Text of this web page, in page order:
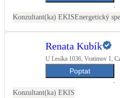
Stínicí technika
Žaluzie, markýzy,
Rekuperace tepla
Šedá i černá odpadní
Konzultant(ka) EKIS
Renata Kubík
U Lesíka 1036, Vratimov 1,
Poptat
Konzultant(ka) EKIS